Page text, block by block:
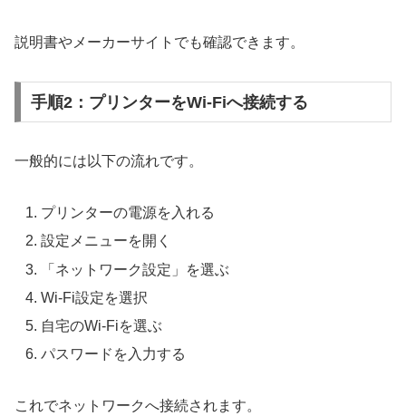
説明書やメーカーサイトでも確認できます。
手順2：プリンターをWi-Fiへ接続する
一般的には以下の流れです。
プリンターの電源を入れる
設定メニューを開く
「ネットワーク設定」を選ぶ
Wi-Fi設定を選択
自宅のWi-Fiを選ぶ
パスワードを入力する
これでネットワークへ接続されます。